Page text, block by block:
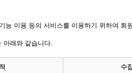
능 이용 등의 서비스를 이용하기 위하여 회
아래와 같습니다.
수